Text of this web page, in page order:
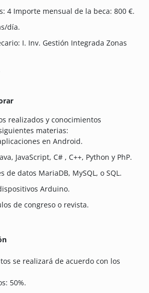
4 Importe mensual de la beca: 800 €.
día.
I. Inv. Gestión Integrada Zonas
realizados y conocimientos
materias:
en Android.
JavaScript, C# , C++, Python y PhP.
de datos MariaDB, MySQL, o SQL.
Arduino.
de congreso o revista.
se realizará de acuerdo con los
50%.